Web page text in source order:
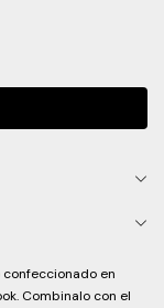
en
Combinalo con el